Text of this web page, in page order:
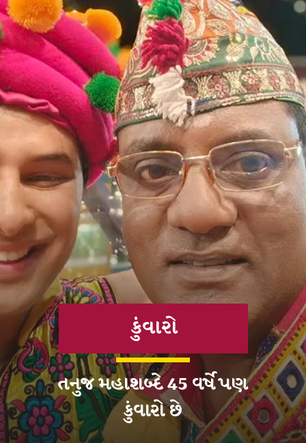
તનુજ મહાશબ્દે 45 વર્ષે પણ
કુંવારો છે
કુંવારો